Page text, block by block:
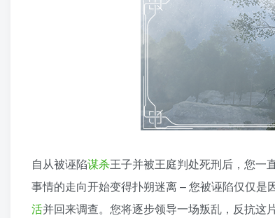
自从被诬陷谋杀王子并被王庭判处死刑后，您一
事情的走向开始变得扑朔迷离 – 您被诬陷仅仅
活并回来调查。您将逐步领导一场叛乱，反抗这